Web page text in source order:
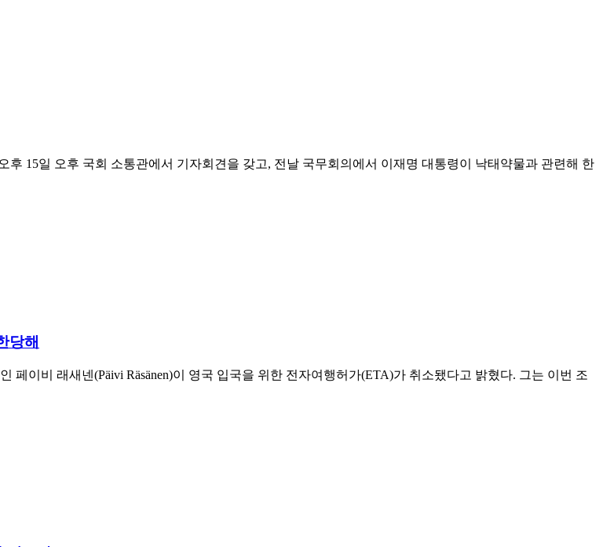
15일 오후 국회 소통관에서 기자회견을 갖고, 전날 국무회의에서 이재명 대통령이 낙태약물과 관련해 한
당해
이비 래새넨(Päivi Räsänen)이 영국 입국을 위한 전자여행허가(ETA)가 취소됐다고 밝혔다. 그는 이번 조